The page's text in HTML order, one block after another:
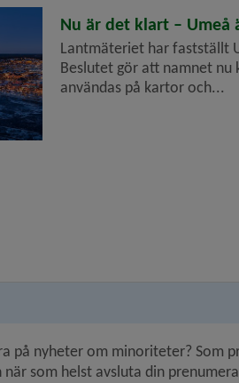
2026-04-14
Nu är det klart – Umeå
Lantmäteriet har fastställt
Beslutet gör att namnet nu
användas på kartor och...
på nyheter om minoriteter? Som
när som helst avsluta din